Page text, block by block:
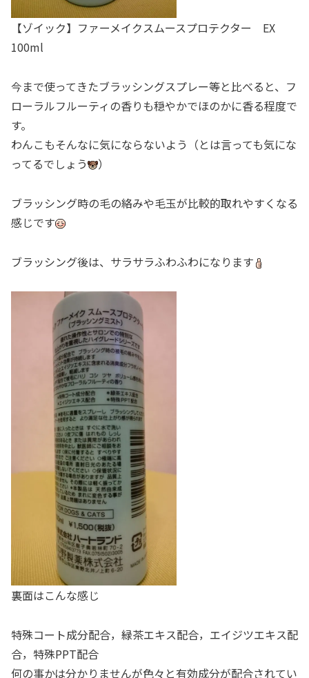
【ゾイック】ファーメイクスムースプロテクター EX
100ml
今まで使ってきたブラッシングスプレー等と比べると、フ
ローラルフルーティの香りも穏やかでほのかに香る程度で
す。
わんこもそんなに気にならないよう（とは言っても気にな
ってるでしょう
）
ブラッシング時の毛の絡みや毛玉が比較的取れやすくなる
感じです
ブラッシング後は、サラサラふわふわになります
裏面はこんな感じ
特殊コート成分配合，緑茶エキス配合，エイジツエキス配
合，特殊PPT配合
何の事かは分かりませんが色々と有効成分が配合されてい